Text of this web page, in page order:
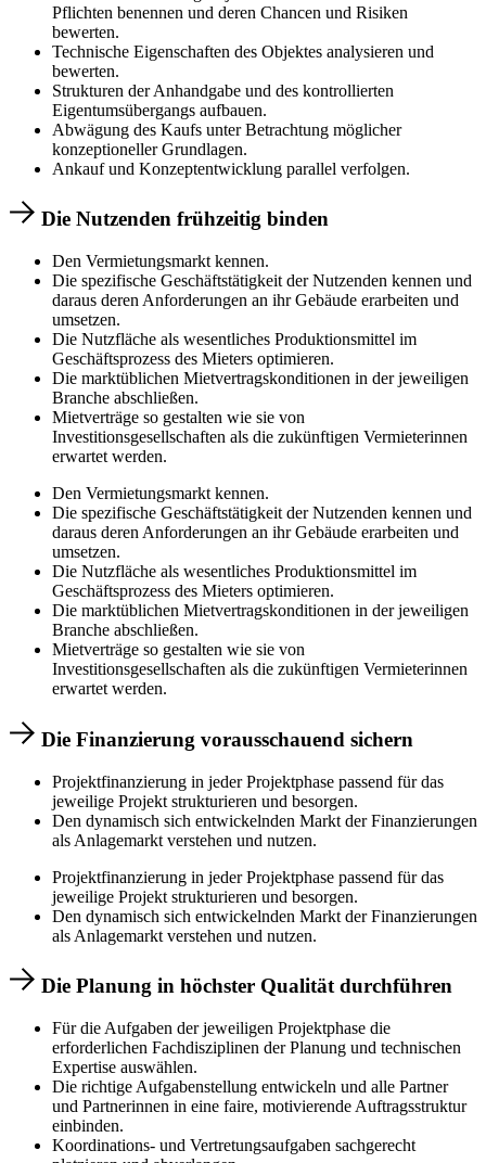
Pflichten benennen und deren Chancen und Risiken
bewerten.
Technische Eigenschaften des Objektes analysieren und
bewerten.
Strukturen der Anhandgabe und des kontrollierten
Eigentumsübergangs aufbauen.
Abwägung des Kaufs unter Betrachtung möglicher
konzeptioneller Grundlagen.
Ankauf und Konzeptentwicklung parallel verfolgen.
Die Nutzenden frühzeitig binden
Den Vermietungsmarkt kennen.
Die spezifische Geschäftstätigkeit der Nutzenden kennen und
daraus deren Anforderungen an ihr Gebäude erarbeiten und
umsetzen.
Die Nutzfläche als wesentliches Produktionsmittel im
Geschäftsprozess des Mieters optimieren.
Die marktüblichen Mietvertragskonditionen in der jeweiligen
Branche abschließen.
Mietverträge so gestalten wie sie von
Investitionsgesellschaften als die zukünftigen Vermieterinnen
erwartet werden.
Den Vermietungsmarkt kennen.
Die spezifische Geschäftstätigkeit der Nutzenden kennen und
daraus deren Anforderungen an ihr Gebäude erarbeiten und
umsetzen.
Die Nutzfläche als wesentliches Produktionsmittel im
Geschäftsprozess des Mieters optimieren.
Die marktüblichen Mietvertragskonditionen in der jeweiligen
Branche abschließen.
Mietverträge so gestalten wie sie von
Investitionsgesellschaften als die zukünftigen Vermieterinnen
erwartet werden.
Die Finanzierung vorausschauend sichern
Projektfinanzierung in jeder Projektphase passend für das
jeweilige Projekt strukturieren und besorgen.
Den dynamisch sich entwickelnden Markt der Finanzierungen
als Anlagemarkt verstehen und nutzen.
Projektfinanzierung in jeder Projektphase passend für das
jeweilige Projekt strukturieren und besorgen.
Den dynamisch sich entwickelnden Markt der Finanzierungen
als Anlagemarkt verstehen und nutzen.
Die Planung in höchster Qualität durchführen
Für die Aufgaben der jeweiligen Projektphase die
erforderlichen Fachdisziplinen der Planung und technischen
Expertise auswählen.
Die richtige Aufgabenstellung entwickeln und alle Partner
und Partnerinnen in eine faire, motivierende Auftragsstruktur
einbinden.
Koordinations- und Vertretungsaufgaben sachgerecht